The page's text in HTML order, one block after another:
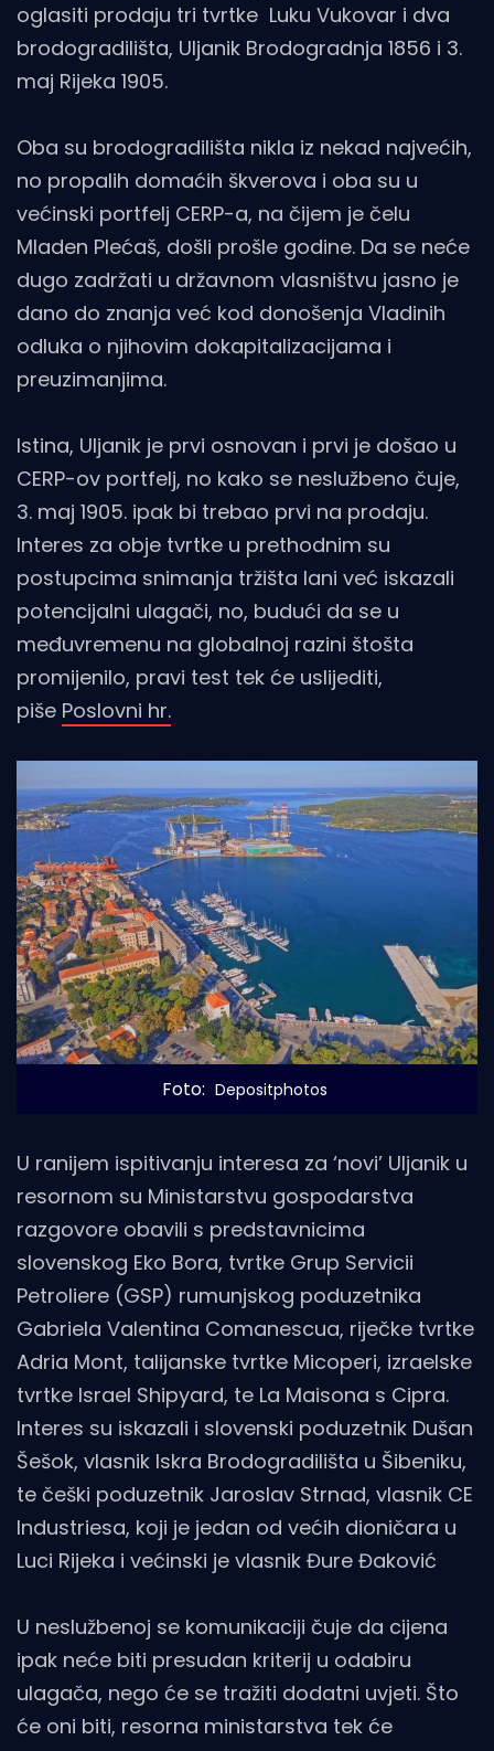
oglasiti prodaju tri tvrtke Luku Vukovar i dva
brodogradilišta, Uljanik Brodogradnja 1856 i 3.
maj Rijeka 1905.
Oba su brodogradilišta nikla iz nekad najvećih,
no propalih domaćih škverova i oba su u
većinski portfelj CERP-a, na čijem je čelu
Mladen Plećaš, došli prošle godine. Da se neće
dugo zadržati u državnom vlasništvu jasno je
dano do znanja već kod donošenja Vladinih
odluka o njihovim dokapitalizacijama i
preuzimanjima.
Istina, Uljanik je prvi osnovan i prvi je došao u
CERP-ov portfelj, no kako se neslužbeno čuje,
3. maj 1905. ipak bi trebao prvi na prodaju.
Interes za obje tvrtke u prethodnim su
postupcima snimanja tržišta lani već iskazali
potencijalni ulagači, no, budući da se u
međuvremenu na globalnoj razini štošta
promijenilo, pravi test tek će uslijediti,
piše Poslovni hr.
Foto: Depositphotos
U ranijem ispitivanju interesa za ‘novi’ Uljanik u
resornom su Ministarstvu gospodarstva
razgovore obavili s predstavnicima
slovenskog Eko Bora, tvrtke Grup Servicii
Petroliere (GSP) rumunjskog poduzetnika
Gabriela Valentina Comanescua, riječke tvrtke
Adria Mont, talijanske tvrtke Micoperi, izraelske
tvrtke Israel Shipyard, te La Maisona s Cipra.
Interes su iskazali i slovenski poduzetnik Dušan
Šešok, vlasnik Iskra Brodogradilišta u Šibeniku,
te češki poduzetnik Jaroslav Strnad, vlasnik CE
Industriesa, koji je jedan od većih dioničara u
Luci Rijeka i većinski je vlasnik Đure Đaković
U neslužbenoj se komunikaciji čuje da cijena
ipak neće biti presudan kriterij u odabiru
ulagača, nego će se tražiti dodatni uvjeti. Što
će oni biti, resorna ministarstva tek će